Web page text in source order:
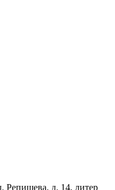
Репищева, д. 14, литер